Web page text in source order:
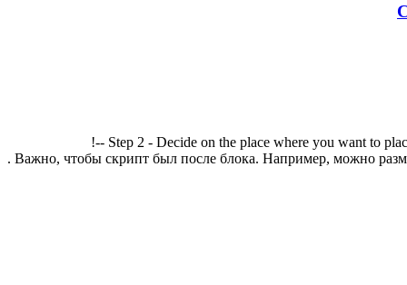
!-- Step 2 - Decide on the place where you want to
. Важно, чтобы скрипт был после блока. Например, можно